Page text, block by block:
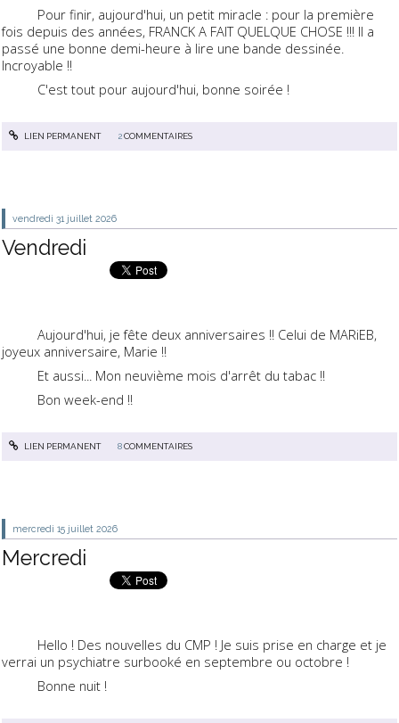
Pour finir, aujourd'hui, un petit miracle : pour la première
fois depuis des années, FRANCK A FAIT QUELQUE CHOSE !!! Il a
passé une bonne demi-heure à lire une bande dessinée.
Incroyable !!
C'est tout pour aujourd'hui, bonne soirée !
LIEN PERMANENT 2COMMENTAIRES
vendredi 31 juillet 2026
Vendredi
Aujourd'hui, je fête deux anniversaires !! Celui de MARiEB,
joyeux anniversaire, Marie !!
Et aussi... Mon neuvième mois d'arrêt du tabac !!
Bon week-end !!
LIEN PERMANENT 8COMMENTAIRES
mercredi 15 juillet 2026
Mercredi
Hello ! Des nouvelles du CMP ! Je suis prise en charge et je
verrai un psychiatre surbooké en septembre ou octobre !
Bonne nuit !